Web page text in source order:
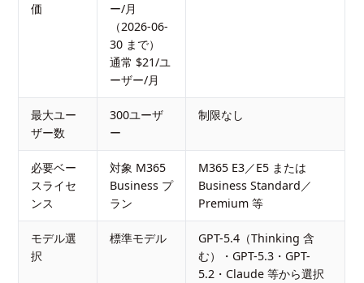
価
ー/月
（2026-06-
30 まで）
通常 $21/ユ
ーザー/月
最大ユー
ザー数
300ユーザ
ー
制限なし
必要ベー
スライセ
ンス
対象 M365
Business プ
ラン
M365 E3／E5 または
Business Standard／
Premium 等
モデル選
択
標準モデル
GPT-5.4（Thinking 含
む）・GPT-5.3・GPT-
5.2・Claude 等から選択